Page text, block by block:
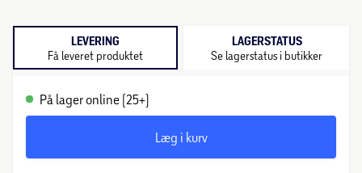
LEVERING
Få leveret produktet
LAGERSTATUS
Se lagerstatus i butikker
På lager online (25+)
Læg i kurv